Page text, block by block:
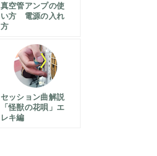
真空管アンプの使
い方 電源の入れ
方
セッション曲解説
「怪獣の花唄」エ
レキ編